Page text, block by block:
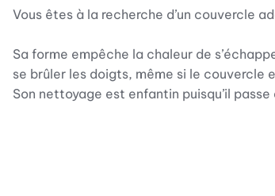
Vous êtes à la recherche d’un couvercle
Sa forme empêche la chaleur de
se brûler les doigts, même si le couvercle
Son nettoyage est enfantin puisqu’il